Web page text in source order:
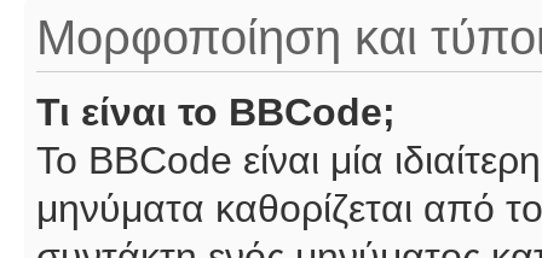
Μορφοποίηση και
Τι είναι το BBCode;
Το BBCode είναι μία
μηνύματα καθορίζεται από